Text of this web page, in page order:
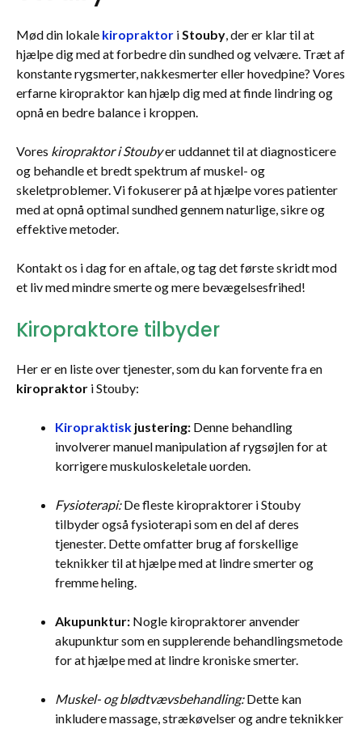
Mød din lokale kiropraktor iStouby, der er klar til at
hjælpe dig med at forbedre din sundhed og velvære. Træt af
konstante rygsmerter, nakkesmerter eller hovedpine? Vores
erfarne kiropraktor kan hjælp dig med at finde lindring og
opnå en bedre balance i kroppen.
Vores kiropraktor i Stoubyer uddannet til at diagnosticere
og behandle et bredt spektrum af muskel- og
skeletproblemer. Vi fokuserer på at hjælpe vores patienter
med at opnå optimal sundhed gennem naturlige, sikre og
effektive metoder.
Kontakt os i dag for en aftale, og tag det første skridt mod
et liv med mindre smerte og mere bevægelsesfrihed!
Kiropraktore tilbyder
Her er en liste over tjenester, som du kan forvente fra en
kiropraktor i Stouby:
Kiropraktisk justering: Denne behandling
involverer manuel manipulation af rygsøjlen for at
korrigere muskuloskeletale uorden.
Fysioterapi:De fleste kiropraktorer i Stouby
tilbyder også fysioterapi som en del af deres
tjenester. Dette omfatter brug af forskellige
teknikker til at hjælpe med at lindre smerter og
fremme heling.
Akupunktur: Nogle kiropraktorer anvender
akupunktur som en supplerende behandlingsmetode
for at hjælpe med at lindre kroniske smerter.
Muskel- og blødtvævsbehandling:Dette kan
inkludere massage, strækøvelser og andre teknikker